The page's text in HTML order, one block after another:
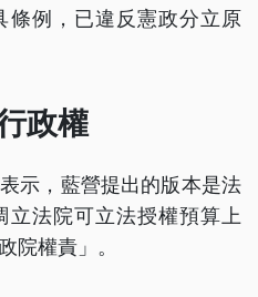
條例，已違反憲政分立原
政權
示，藍營提出的版本是法
立法院可立法授權預算上
院權責」。